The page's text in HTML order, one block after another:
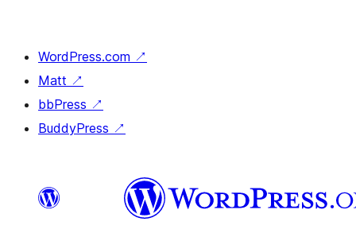
WordPress.com ↗
Matt ↗
bbPress ↗
BuddyPress ↗